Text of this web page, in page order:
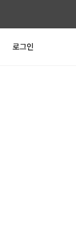
로그인